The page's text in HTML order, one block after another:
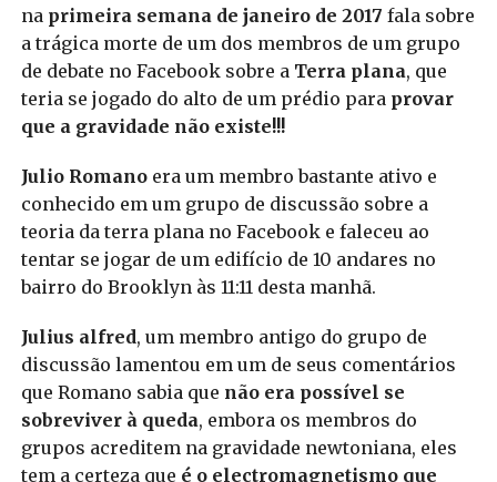
naprimeira semana de janeiro de 2017 fala sobre
a trágica morte de um dos membros de um grupo
de debate no Facebook sobre aTerra plana, que
teria se jogado do alto de um prédio para provar
que a gravidade não existe!!!
Julio Romanoera um membro bastante ativo e
conhecido em um grupo de discussão sobre a
teoria da terra plana no Facebook e faleceu ao
tentar se jogar de um edifício de 10 andares no
bairro do Brooklyn às 11:11 desta manhã.
Julius alfred, um membro antigo do grupo de
discussão lamentou em um de seus comentários
que Romano sabia que não era possível se
sobreviver à queda, embora os membros do
grupos acreditem na gravidade newtoniana, eles
tem a certeza que é o electromagnetismo que